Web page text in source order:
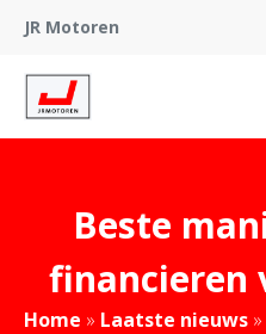
JR Motoren
Beste
financieren
Home » Laatste nieuws »